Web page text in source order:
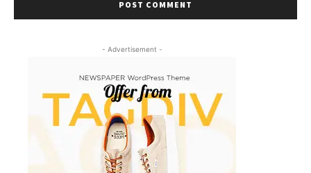
- Advertisement -